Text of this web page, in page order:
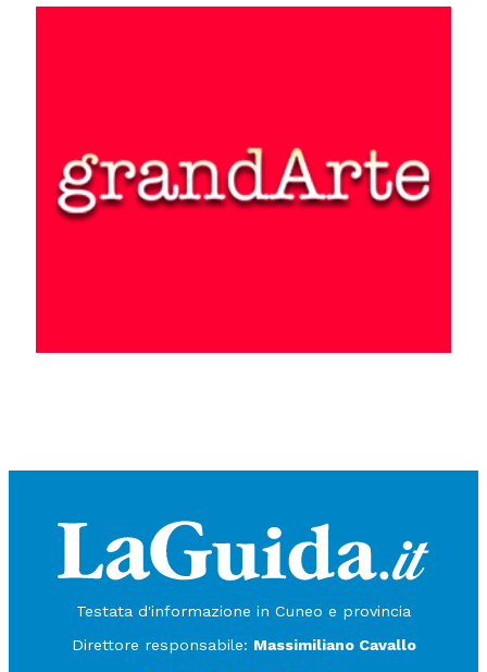
Testata d'informazione in Cuneo e provincia
Direttore responsabile: Massimiliano Cavallo